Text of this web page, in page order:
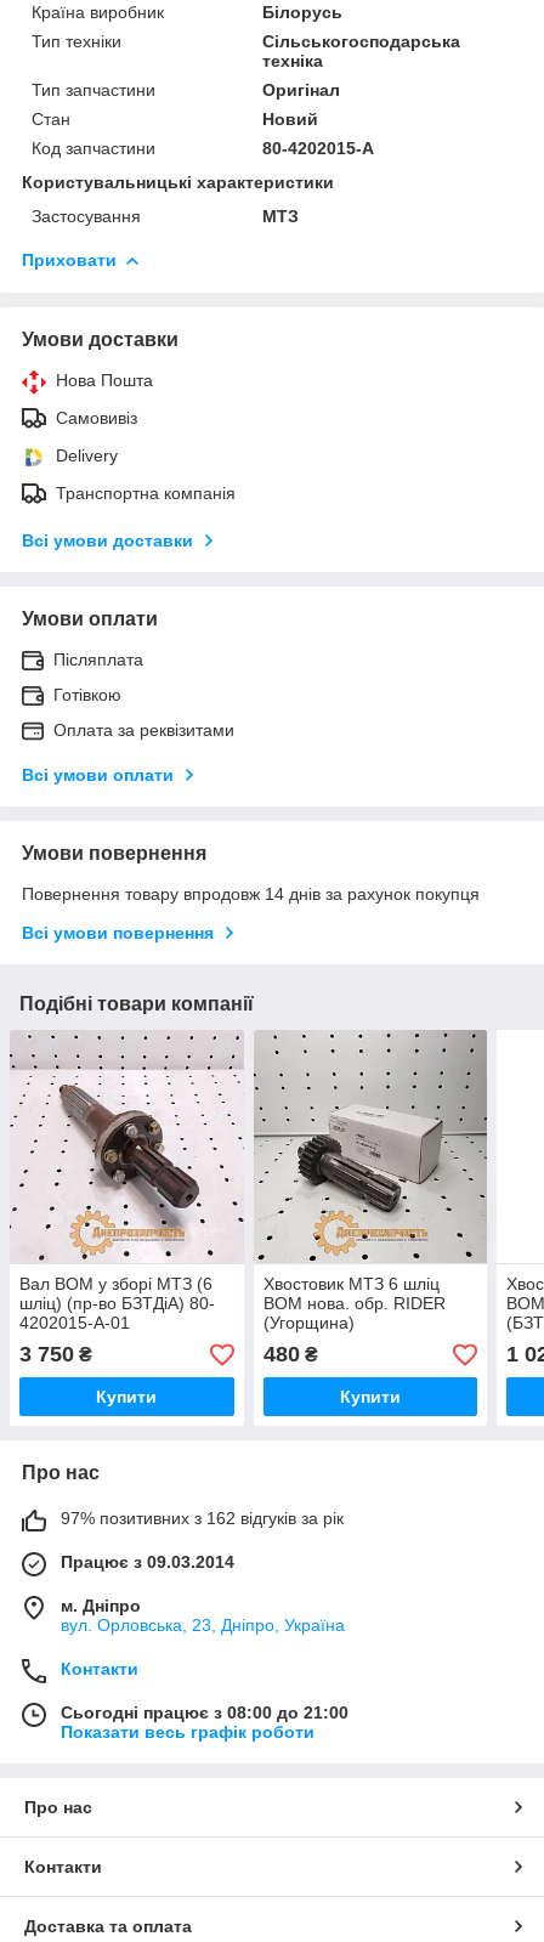
Країна виробник
Білорусь
Тип техніки
Сільськогосподарська
техніка
Тип запчастини
Оригінал
Стан
Новий
Код запчастини
80-4202015-А
Користувальницькі характеристики
Застосування
МТЗ
Приховати
Умови доставки
Нова Пошта
Самовивіз
Delivery
Транспортна компанія
Всі умови доставки
Умови оплати
Післяплата
Готівкою
Оплата за реквізитами
Всі умови оплати
Умови повернення
Повернення товару впродовж 14 днів за рахунок покупця
Всі умови повернення
Подібні товари компанії
Вал ВОМ у зборі МТЗ (6
шліц) (пр-во БЗТДіА) 80-
4202015-А-01
3 750 ₴
Купити
Хвостовик МТЗ 6 шліц
ВОМ нова. обр. RIDER
(Угорщина)
480₴
Купити
ВОМ
1
Про нас
97% позитивних з 162 відгуків за рік
Працює з 09.03.2014
м. Дніпро
вул. Орловська, 23, Дніпро, Україна
Контакти
Сьогодні працює з 08:00 до 21:00
Показати весь графік роботи
Про нас
Контакти
Доставка та оплата